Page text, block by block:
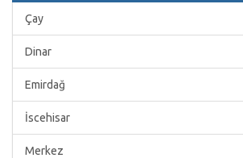
Çay
Dinar
Emirdağ
İscehisar
Merkez